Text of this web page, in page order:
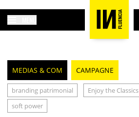
MEDIAS & COM CAMPAGNE
branding patrimonial Enjoy the Classics
soft power